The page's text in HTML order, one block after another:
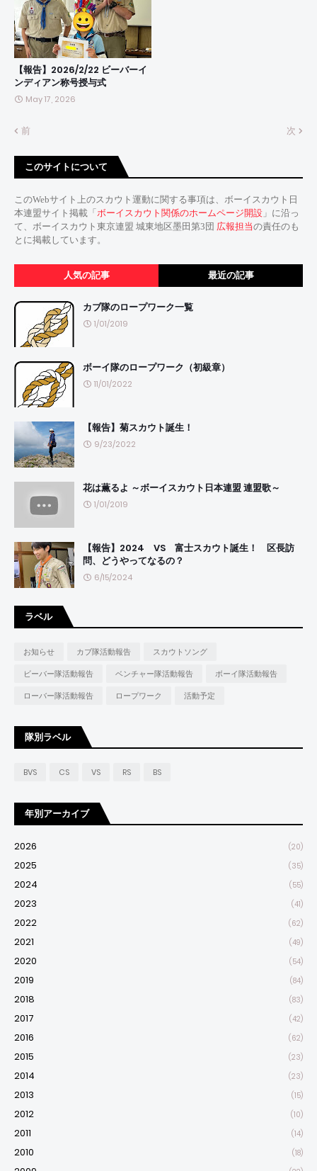
【報告】2026/2/22 ビーバーイ
ンディアン称号授与式
May 17, 2026
前 次
このサイトについて
このWebサイト上のスカウト運動に関する事項は、ボーイスカウト日
本連盟サイト掲載「 ボーイスカウト関係のホームページ開設 」に沿っ
て、ボーイスカウト東京連盟 城東地区墨田第3団 広報担当の責任のも
とに掲載しています。
人気の記事 最近の記事
カブ隊のロープワーク一覧
1/01/2019
ボーイ隊のロープワーク（初級章）
11/01/2022
【報告】菊スカウト誕生！
9/23/2022
花は薫るよ ～ボーイスカウト日本連盟 連盟歌～
1/01/2019
【報告】2024 VS 富士スカウト誕生！ 区長訪
問、どうやってなるの？
6/15/2024
ラベル
お知らせ カブ隊活動報告
スカウトソング
ビーバー隊活動報告
ベンチャー隊活動報告
ボーイ隊活動報告
ローバー隊活動報告
ロープワーク 活動予定
隊別ラベル
BVS CS VS RS BS
年別アーカイブ
2026 (20)
2025 (35)
2024 (55)
2023 (41)
2022 (62)
2021 (49)
2020 (54)
2019 (84)
2018 (83)
2017 (42)
2016 (62)
2015 (23)
2014 (23)
2013 (15)
2012 (10)
2011 (14)
2010 (18)